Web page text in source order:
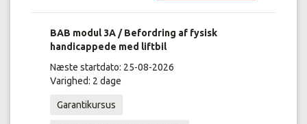
BAB modul 3A / Befordring af fysisk
handicappede med liftbil
Garantikursus
Næste startdato: 25-08-2026
Varighed: 2 dage